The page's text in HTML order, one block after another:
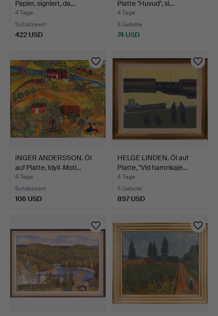
Papier, signiert, da…
4 Tage
Schätzwert
422 USD
Platte "Huvud", si…
4 Tage
3 Gebote
74 USD
INGER ANDERSSON. Öl
auf Platte, Idyll-Moti…
4 Tage
Schätzwert
106 USD
HELGE LINDEN. Öl auf
Platte, "Vid hamnkaje…
4 Tage
5 Gebote
897 USD